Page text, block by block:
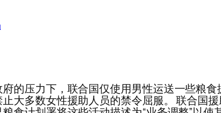
的压力下，联合国仅使用男性运送一些粮
大多数女性援助人员的禁令屈服。 联合国